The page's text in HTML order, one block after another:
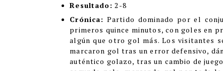
Resultado: 2-8
Crónica: Partido dominado por el
primeros quince minutos, con goles en
algún que otro gol más. Los visitantes
marcaron gol tras un error defensivo,
auténtico golazo, tras un cambio de